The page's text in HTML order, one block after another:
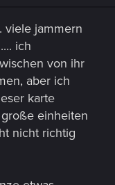
viele jammern
ich
von ihr
aber ich
karte
einheiten
nicht richtig